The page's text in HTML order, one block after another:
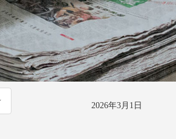
香港文匯報 2026年3月1日